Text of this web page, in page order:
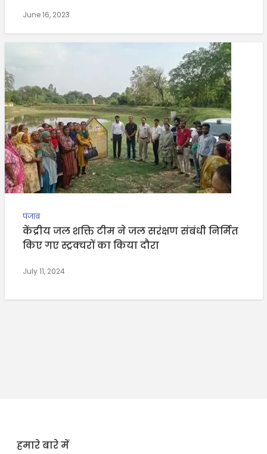
June 16, 2023
पंजाब
केंद्रीय जल शक्ति टीम ने जल सरंक्षण संबंधी निर्मित
किए गए स्ट्रक्चरों का किया दौरा
July 11, 2024
हमारे बारे में